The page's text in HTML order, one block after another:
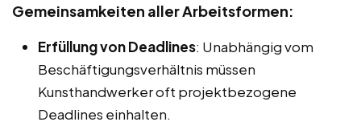
Gemeinsamkeiten aller Arbeitsformen:
Erfüllung von Deadlines: Unabhängig vom
Beschäftigungsverhältnis müssen
Kunsthandwerker oft projektbezogene
Deadlines einhalten.